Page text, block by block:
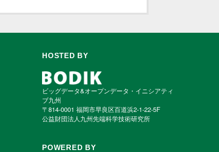
HOSTED BY
ビッグデータ&オープンデータ・イニシアティ
ブ九州
〒814-0001 福岡市早良区百道浜2-1-22-5F
公益財団法人九州先端科学技術研究所
POWERED BY